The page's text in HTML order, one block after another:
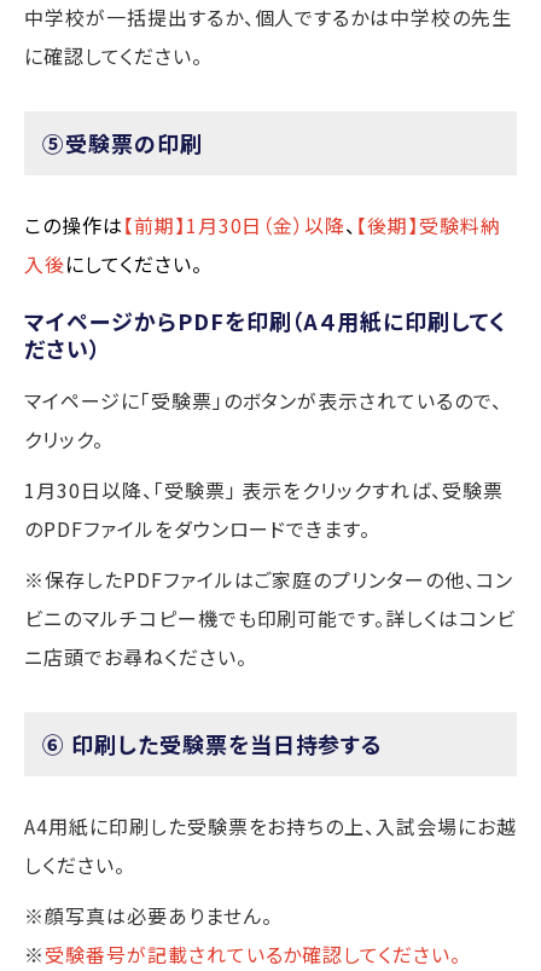
中学校が一括提出するか、個人でするかは中学校の先生
に確認してください。
⑤受験票の印刷
この操作は【前期】1月30日（金）以降、 【後期】受験料納
入後にしてください。
マイページからPDFを印刷（A４用紙に印刷してく
ださい）
マイページに「受験票」のボタンが表示されているので、
クリック。
1月30日以降、「受験票」 表示をクリックすれば、受験票
のPDFファイルをダウンロードできます。
※保存したPDFファイルはご家庭のプリンターの他、コン
ビニのマルチコピー機でも印刷可能です。詳しくはコンビ
ニ店頭でお尋ねください。
⑥ 印刷した受験票を当日持参する
A4用紙に印刷した受験票をお持ちの上、入試会場にお越
しください。
※顔写真は必要ありません。
※受験番号が記載されているか確認してください。